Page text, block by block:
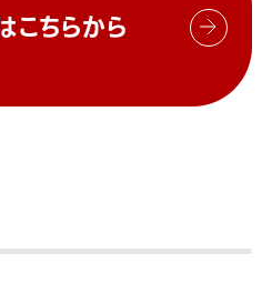
こちらから